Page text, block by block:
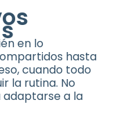
en lo
hasta
cuando todo
la rutina. No
a la